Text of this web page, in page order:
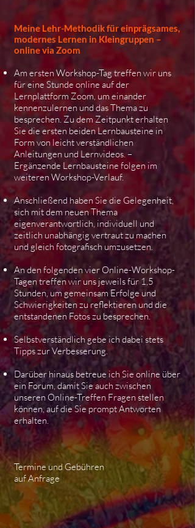
​Meine Lehr-Methodik für einprägsames,
modernes Lernen in Kleingruppen –
online via Zoom
Am ersten Workshop-Tag treffen wir uns
für eine Stunde online auf der
Lernplattform Zoom, um einander
kennenzulernen und das Thema zu
besprechen. Zu dem Zeitpunkt erhalten
Sie die ersten beiden Lernbausteine in
Form von leicht verständlichen
Anleitungen und Lernvideos. –
Ergänzende Lernbausteine folgen im
weiteren Workshop-Verlauf.
Anschließend haben Sie die Gelegenheit,
sich mit dem neuen Thema
eigenverantwortlich, individuell und
zeitlich unabhängig vertraut zu machen
und gleich fotografisch umzusetzen.
An den folgenden vier Online-Workshop-
Tagen treffen wir uns jeweils für 1,5
Stunden, um gemeinsam Erfolge und
Schwierigkeiten zu reflektieren und die
entstandenen Fotos zu besprechen.
Selbstverständlich gebe ich dabei stets
Tipps zur Verbesserung.
Darüber hinaus betreue ich Sie online über
ein Forum, damit Sie auch zwischen
unseren Online-Treffen Fragen stellen
können, auf die Sie prompt Antworten
erhalten.
Termine und Gebühren
auf Anfrage